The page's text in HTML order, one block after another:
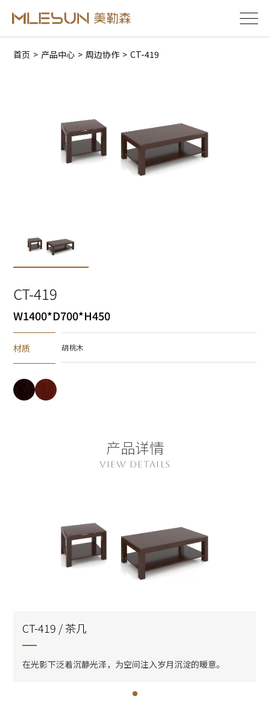
首页 > 产品中心 > 周边协作 > CT-419
CT-419
W1400*D700*H450
材质 胡桃木
产品详情
VIEW DETAILS
CT-419 / 茶几
在光影下泛着沉静光泽，为空间注入岁月沉淀的暖意。